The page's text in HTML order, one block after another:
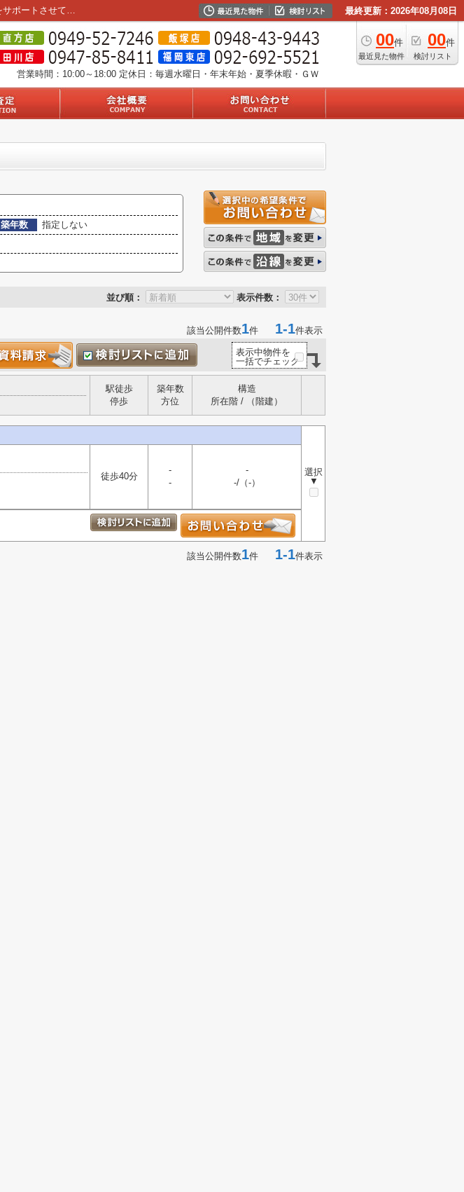
飯塚市川津の不動産一覧｜筑豊エリア3店舗を運営。豊富な実績で様々な物件探しをサポートさせていただきます。 最終更新：2026年08月08日
00件
最近見た物件
00件
検討リスト
営業時間：10:00～18:00 定休日：毎週水曜日・年末年始・夏季休暇・ＧＷ
築年数
指定しない
並び順： 表示件数：
該当公開件数1件 1-1件表示
表示中物件を
一括でチェック
駅徒歩
停歩
築年数
方位
構造
所在階 / （階建）
選択
▼
徒歩40分
-
-
-
-/（-）
該当公開件数1件 1-1件表示